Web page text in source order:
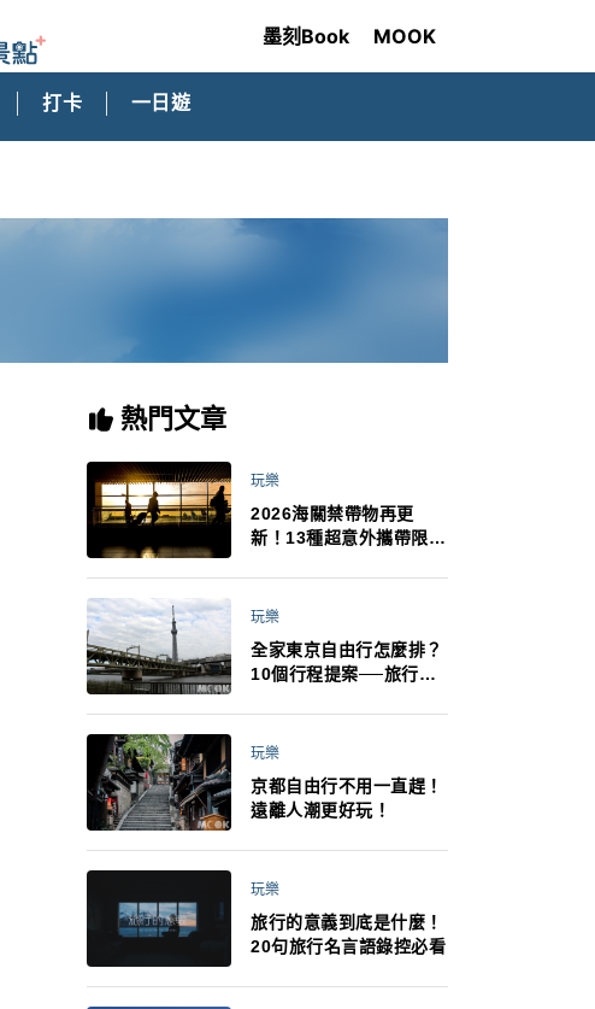
墨刻Book MOOK
打卡 一日遊
熱門文章
玩樂
2026海關禁帶物再更
新！13種超意外攜帶限
最高還罰百萬！注意事項
玩樂
全家東京自由行怎麼排？
10個行程提案──旅行不
法！
玩樂
京都自由行不用一直趕！
遠離人潮更好玩！
玩樂
旅行的意義到底是什麼！
20句旅行名言語錄控必看